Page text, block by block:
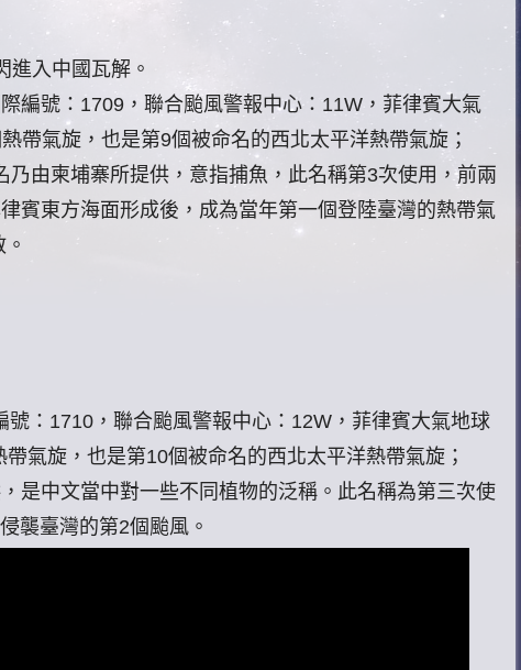
入中國瓦解。
編號：1709，聯合颱風警報中心：11W，菲律賓大氣
帶氣旋，也是第9個被命名的西北太平洋熱帶氣旋；
乃由柬埔寨所提供，意指捕魚，此名稱第3次使用，前兩
賓東方海面形成後，成為當年第一個登陸臺灣的熱帶氣
：1710，聯合颱風警報中心：12W，菲律賓大氣地球
氣旋，也是第10個被命名的西北太平洋熱帶氣旋；
是中文當中對一些不同植物的泛稱。此名稱為第三次使
襲臺灣的第2個颱風。